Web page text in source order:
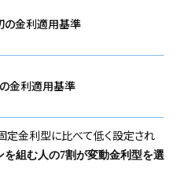
の金利適用基準
金利適用基準
金利型に比べて低く設定され
を組む人の7割が変動金利型を選